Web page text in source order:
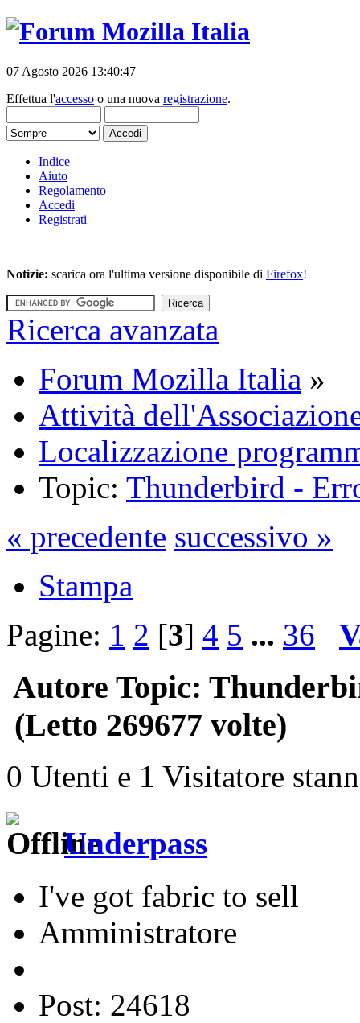
07 Agosto 2026 13:40:47
Effettua l'accesso o una nuova registrazione.
Indice
Aiuto
Regolamento
Accedi
Registrati
Notizie: scarica ora l'ultima versione disponibile di Firefox!
Ricerca avanzata
Forum Mozilla Italia »
Attività
Localizzazione
Topic: Thunderbird -
« precedente successivo »
Stampa
Pagine: 1 2 [3] 4 5 ... 36
Autore Topic:
(Letto 269677 volte)
0 Utenti e 1 Visitatore
Underpass
I've got fabric to sell
Amministratore
Post: 24618